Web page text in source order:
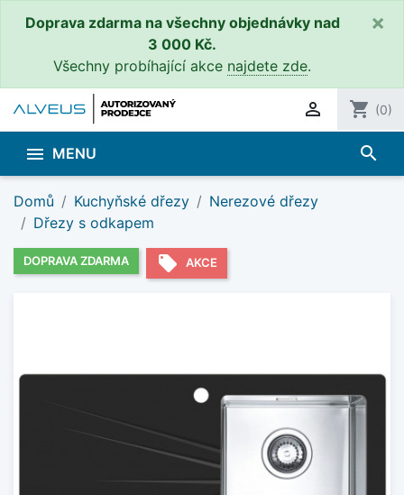
Doprava zdarma na všechny objednávky nad
3 000 Kč.
Všechny probíhající akce najdete zde.
×
 shopping_cart (0)
 MENU search
Domů Kuchyňské dřezy
Nerezové dřezy
Dřezy s odkapem
DOPRAVA ZDARMA local_offer AKCE